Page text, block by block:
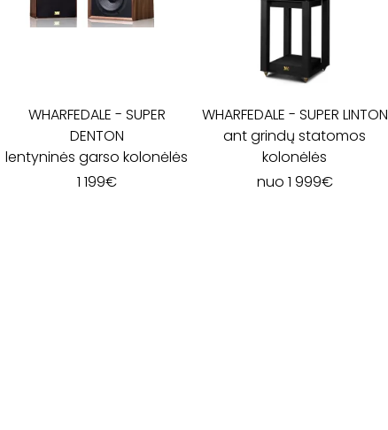
WHARFEDALE - SUPER
DENTON
lentyninės garso kolonėlės
1 199€
WHARFEDALE - SUPER LINTON
ant grindų statomos
kolonėlės
nuo 1 999€